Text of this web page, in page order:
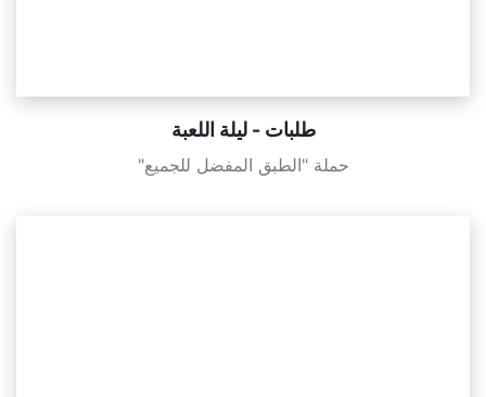
طلبات - ليلة اللعبة
حملة "الطبق المفضل للجميع"